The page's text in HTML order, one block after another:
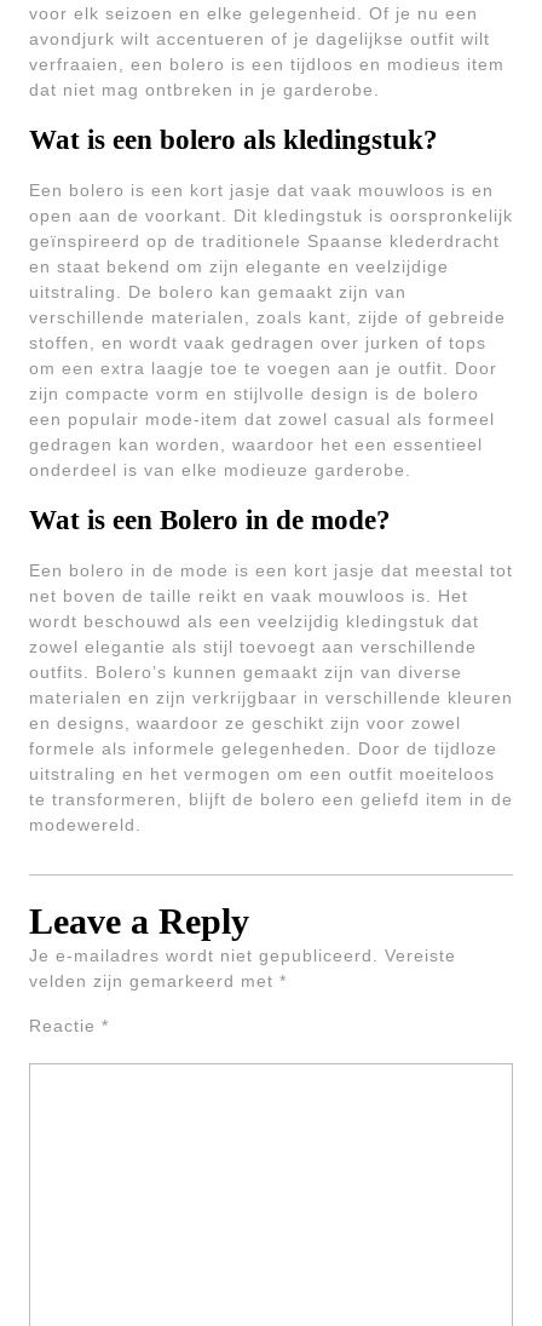
voor elk seizoen en elke gelegenheid. Of je nu een
avondjurk wilt accentueren of je dagelijkse outfit wilt
verfraaien, een bolero is een tijdloos en modieus item
dat niet mag ontbreken in je garderobe.
Wat is een bolero als kledingstuk?
Een bolero is een kort jasje dat vaak mouwloos is en
open aan de voorkant. Dit kledingstuk is oorspronkelijk
geïnspireerd op de traditionele Spaanse klederdracht
en staat bekend om zijn elegante en veelzijdige
uitstraling. De bolero kan gemaakt zijn van
verschillende materialen, zoals kant, zijde of gebreide
stoffen, en wordt vaak gedragen over jurken of tops
om een extra laagje toe te voegen aan je outfit. Door
zijn compacte vorm en stijlvolle design is de bolero
een populair mode-item dat zowel casual als formeel
gedragen kan worden, waardoor het een essentieel
onderdeel is van elke modieuze garderobe.
Wat is een Bolero in de mode?
Een bolero in de mode is een kort jasje dat meestal tot
net boven de taille reikt en vaak mouwloos is. Het
wordt beschouwd als een veelzijdig kledingstuk dat
zowel elegantie als stijl toevoegt aan verschillende
outfits. Bolero’s kunnen gemaakt zijn van diverse
materialen en zijn verkrijgbaar in verschillende kleuren
en designs, waardoor ze geschikt zijn voor zowel
formele als informele gelegenheden. Door de tijdloze
uitstraling en het vermogen om een outfit moeiteloos
te transformeren, blijft de bolero een geliefd item in de
modewereld.
Leave a Reply
Je e-mailadres wordt niet gepubliceerd.
Vereiste
velden zijn gemarkeerd met *
Reactie *